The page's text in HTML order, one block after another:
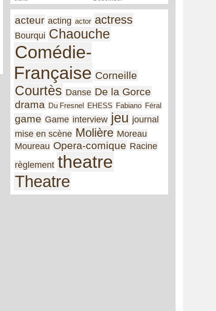
acteur acting actor actress
Bourqui Chaouche
Comédie-
Française Corneille
Courtès Danse De la Gorce
drama Du Fresnel EHESS Fabiano Féral
game Game interview jeu journal
mise en scène Molière Moreau
Moureau Opera-comique Racine
règlement theatre
Theatre